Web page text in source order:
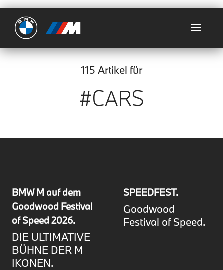
Ultimate
115 Artikel für
#CARS
BMW M auf dem
Goodwood Festival
of Speed 2026.
DIE ULTIMATIVE
BÜHNE DER M
IKONEN.
SPEEDFEST.
Goodwood
Festival of Speed.